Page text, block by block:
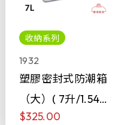
收納系列
1932
塑膠密封式防潮箱
（大）( 7升/1.54加
侖)
$325.00